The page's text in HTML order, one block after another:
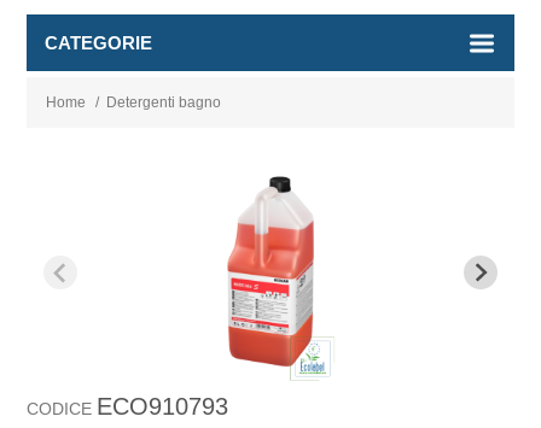
CATEGORIE
Home / Detergenti bagno
CODICE ECO910793